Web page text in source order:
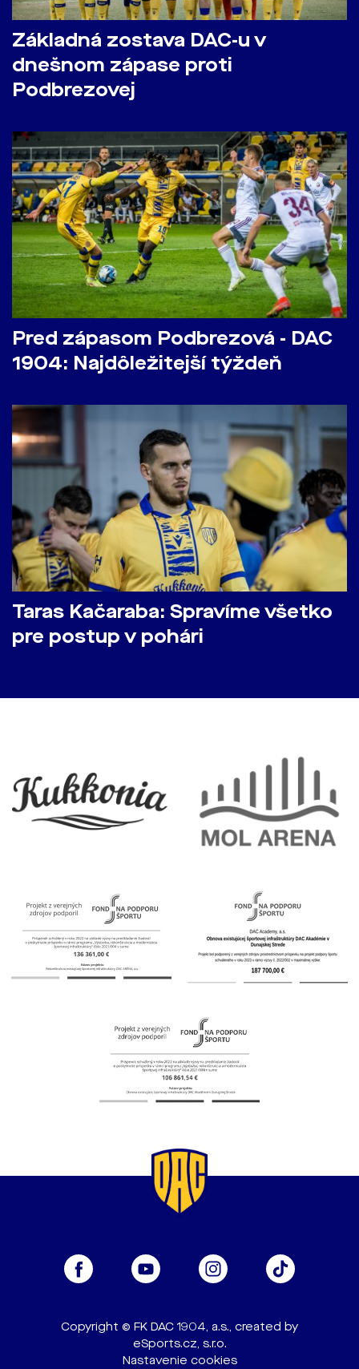
Základná zostava DAC-u v
dnešnom zápase proti
Podbrezovej
Pred zápasom Podbrezová - DAC
1904: Najdôležitejší týždeň
Taras Kačaraba: Spravíme všetko
pre postup v pohári
Copyright © FK DAC 1904, a.s., created by
eSports.cz, s.r.o.
Nastavenie cookies